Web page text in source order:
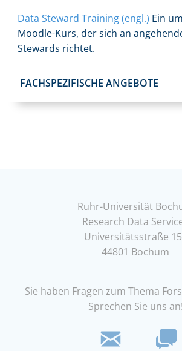
Data Steward Training (engl.) Ein
Moodle-Kurs, der sich an
Stewards richtet.
FACHSPEZIFISCHE ANGEBOTE
Ruhr-Universität
Research Data
Universitätsstraße
44801 Bochum
Sie haben Fragen zum Thema
Sprechen Sie uns an!